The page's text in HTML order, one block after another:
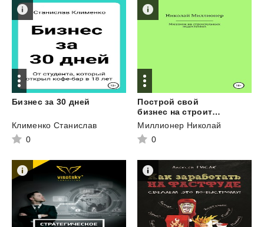
Бизнес за 30 дней
Клименко Станислав
0
Построй свой
бизнес на строительных недостатках
Миллионер Николай
0